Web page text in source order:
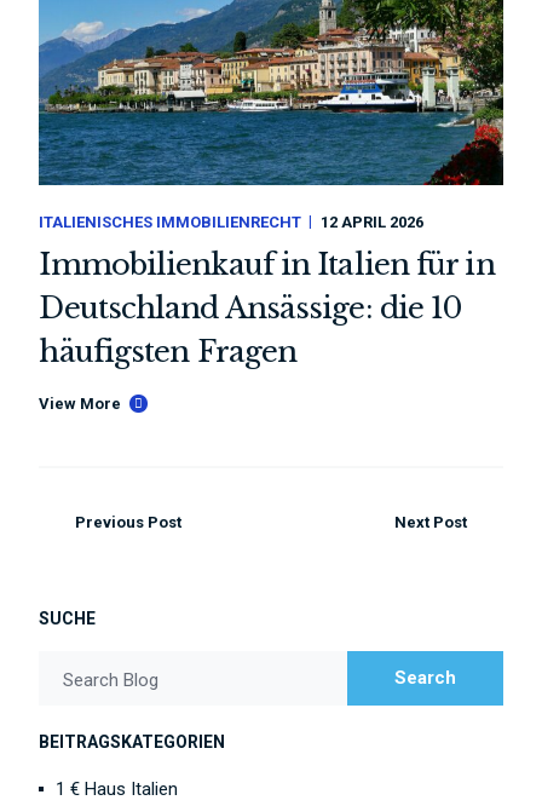
ITALIENISCHES IMMOBILIENRECHT 12 APRIL 2026
Immobilienkauf in Italien für in
Deutschland Ansässige: die 10
häufigsten Fragen
View More
Previous Post Next Post
SUCHE
Search Blog Search
BEITRAGSKATEGORIEN
1 € Haus Italien